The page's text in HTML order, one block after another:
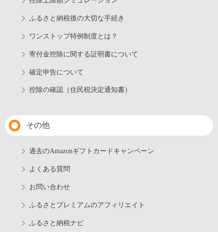
ふるさと納税後の大切な手続き
ワンストップ特例制度とは？
寄付金控除に関する証明書について
確定申告について
控除の確認（住民税決定通知書）
その他
過去のAmazonギフトカードキャンペーン
よくある質問
お問い合わせ
ふるさとプレミアムのアフィリエイト
ふるさと納税ナビ